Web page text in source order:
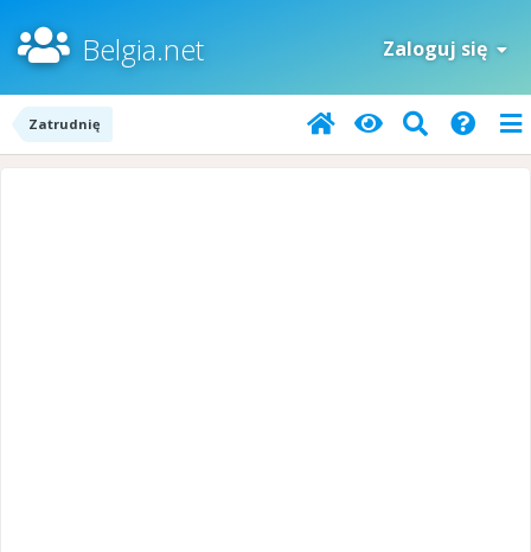
Belgia.net Zaloguj się
Zatrudnię